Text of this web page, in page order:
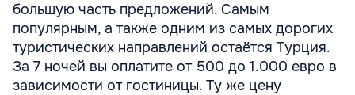
большую часть предложений. Самым
популярным, а также одним из самых дорогих
туристических направлений остаётся Турция.
За 7 ночей вы оплатите от 500 до 1.000 евро в
зависимости от гостиницы. Ту же цену